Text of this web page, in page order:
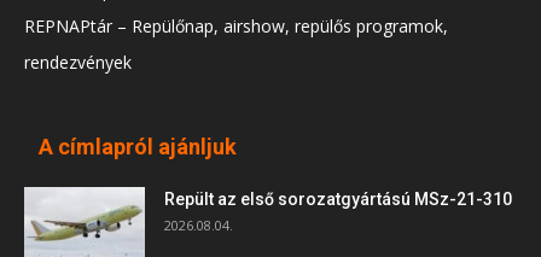
REPNAPtár – Repülőnap, airshow, repülős programok,
rendezvények
A címlapról ajánljuk
Repült az első sorozatgyártású MSz-21-310
2026.08.04.